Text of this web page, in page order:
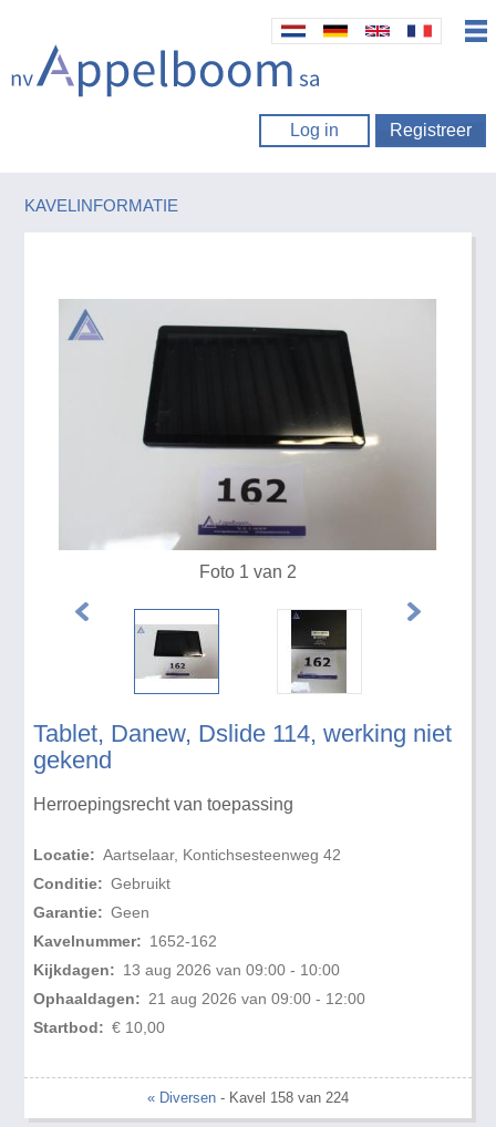
Log in Registreer
KAVELINFORMATIE
Tablet, Danew, Dslide 114, werking niet
gekend
Herroepingsrecht van toepassing
Locatie: Aartselaar, Kontichsesteenweg 42
Conditie: Gebruikt
Garantie: Geen
Kavelnummer: 1652-162
Kijkdagen: 13 aug 2026 van 09:00 - 10:00
Ophaaldagen: 21 aug 2026 van 09:00 - 12:00
Startbod: € 10,00
Foto 1 van 2
« Diversen - Kavel 158 van 224